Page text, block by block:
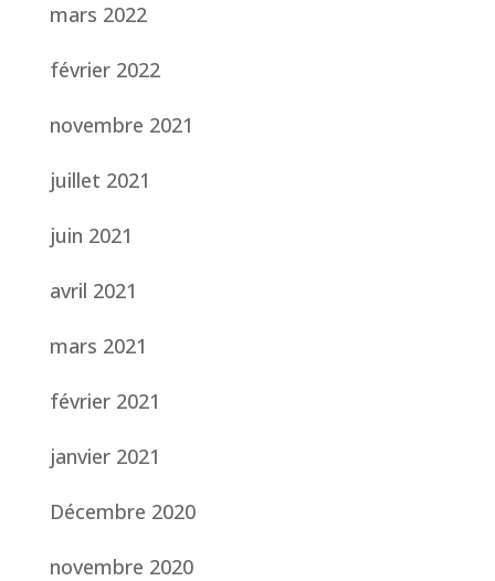
mars 2022
février 2022
novembre 2021
juillet 2021
juin 2021
avril 2021
mars 2021
février 2021
janvier 2021
Décembre 2020
novembre 2020